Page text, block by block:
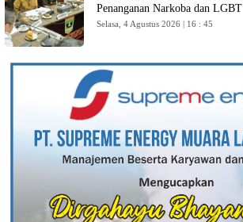
Penanganan Narkoba dan LGBT
Selasa, 4 Agustus 2026 | 16 : 45